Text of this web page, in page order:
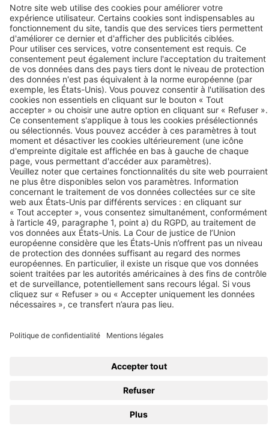
Contact
Liens
© 2026 BEKO TECHNOLOGIES
Plan de site
Gérer les cookies Privacy
Mentions légales
Privacy Settings